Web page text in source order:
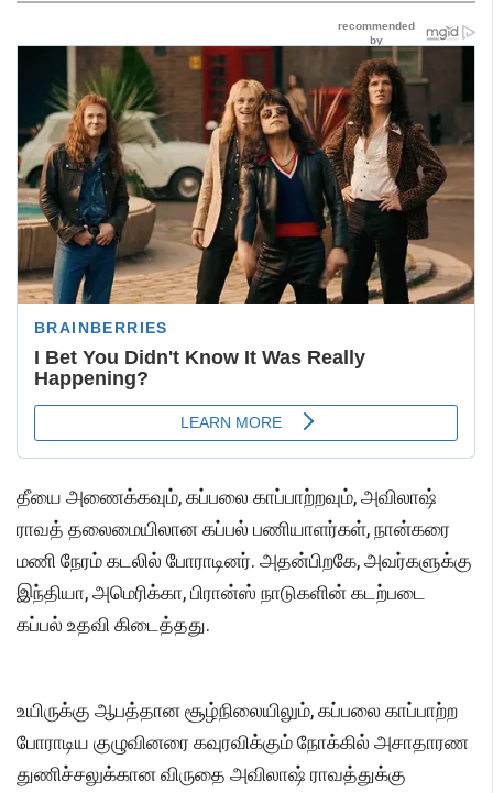
தீயை அணைக்கவும், கப்பலை காப்பாற்றவும், அவிலாஷ்
ராவத் தலைமையிலான கப்பல் பணியாளர்கள், நான்கரை
மணி நேரம் கடலில் போராடினர். அதன்பிறகே, அவர்களுக்கு
இந்தியா, அமெரிக்கா, பிரான்ஸ் நாடுகளின் கடற்படை
கப்பல் உதவி கிடைத்தது.
உயிருக்கு ஆபத்தான சூழ்நிலையிலும், கப்பலை காப்பாற்ற
போராடிய குழுவினரை கவுரவிக்கும் நோக்கில் அசாதாரண
துணிச்சலுக்கான விருதை அவிலாஷ் ராவத்துக்கு